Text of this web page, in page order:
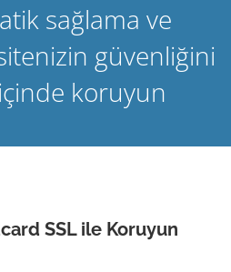
sağlama ve
sitenizin güvenliğini
koruyun
SSL ile Koruyun